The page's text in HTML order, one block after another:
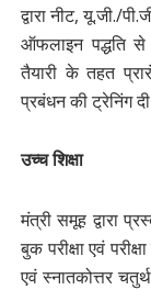
द्वारा नीट, यू.जी./
ऑफलाइन पद्धति से
तैयारी के तहत
प्रबंधन की ट्रेनिंग
उच्च शिक्षा
मंत्री समूह द्वारा
बुक परीक्षा एवं
एवं स्नातकोत्तर